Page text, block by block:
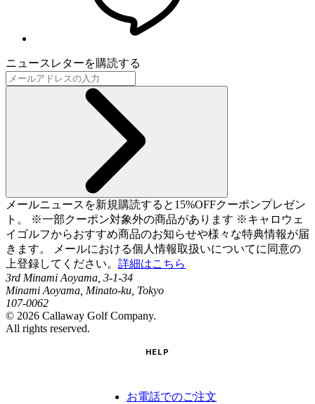
ニュースレターを購読する
メールニュースを新規購読すると15%OFFクーポンプレゼン
ト。 ※一部クーポン対象外の商品があります ※キャロウェ
イゴルフからおすすめ商品のお知らせや様々な特典情報が届
きます。 メールにおける個人情報取扱いについてに同意の
上登録してください。 詳細はこちら
3rd Minami Aoyama, 3-1-34
Minami Aoyama, Minato-ku, Tokyo
107-0062
© 2026 Callaway Golf Company.
All rights reserved.
HELP
お電話でのご注文